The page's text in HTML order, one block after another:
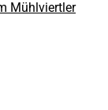
Mühlviertler